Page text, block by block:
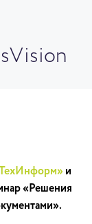
и
«Решения